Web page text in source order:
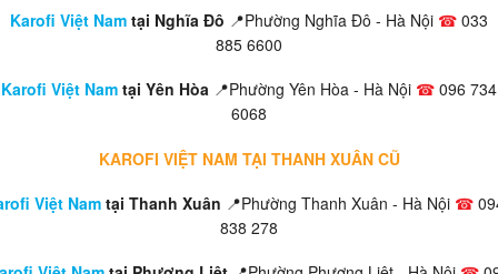
Karofi Việt Nam tại Nghĩa Đô 📍Phường Nghĩa Đô - Hà Nội ☎ 033
885 6600
Karofi Việt Nam tại Yên Hòa 📍Phường Yên Hòa - Hà Nội ☎ 096 734
6068
KAROFI VIỆT NAM TẠI THANH XUÂN CŨ
Việt Nam tại Thanh Xuân 📍Phường Thanh Xuân - Hà Nội ☎
838 278